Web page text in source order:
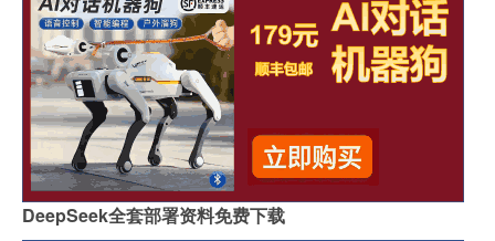
DeepSeek全套部署资料免费下载